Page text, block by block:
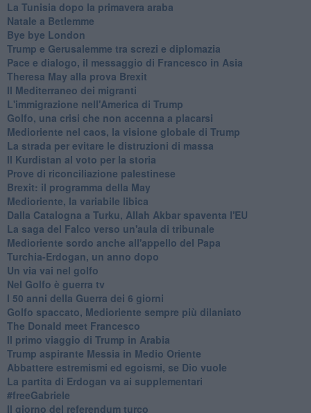
La Tunisia dopo la primavera araba
Natale a Betlemme
Bye bye London
Trump e Gerusalemme tra screzi e diplomazia
Pace e dialogo, il messaggio di Francesco in Asia
Theresa May alla prova Brexit
Il Mediterraneo dei migranti
L'immigrazione nell'America di Trump
Golfo, una crisi che non accenna a placarsi
Medioriente nel caos, la visione globale di Trump
La strada per evitare le distruzioni di massa
Il Kurdistan al voto per la storia
Prove di riconciliazione palestinese
Brexit: il programma della May
Medioriente, la variabile libica
Dalla Catalogna a Turku, Allah Akbar spaventa l'EU
La saga del Falco verso un'aula di tribunale
Medioriente sordo anche all'appello del Papa
Turchia-Erdogan, un anno dopo
Un via vai nel golfo
Nel Golfo è guerra tv
I 50 anni della Guerra dei 6 giorni
Golfo spaccato, Medioriente sempre più dilaniato
The Donald meet Francesco
Il primo viaggio di Trump in Arabia
Trump aspirante Messia in Medio Oriente
Abbattere estremismi ed egoismi, se Dio vuole
La partita di Erdogan va ai supplementari
#freeGabriele
Il giorno del referendum turco